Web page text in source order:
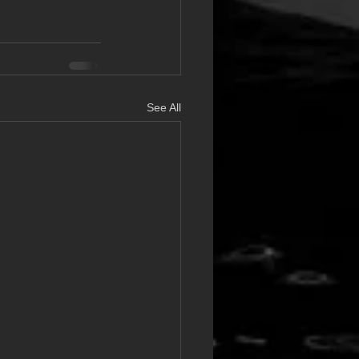
See All